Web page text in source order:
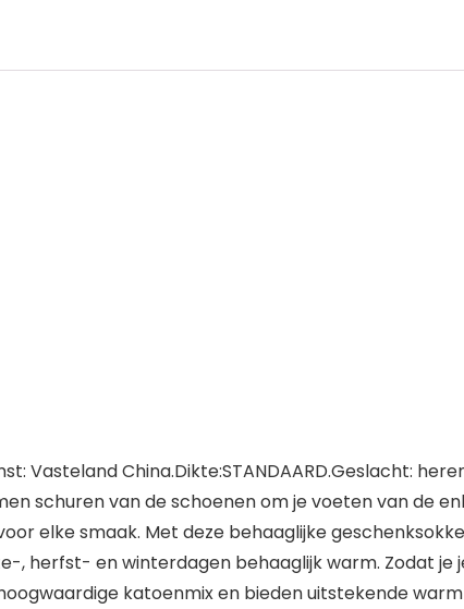
Vasteland China.Dikte:STANDAARD.Geslacht:
schuren van de schoenen om je voeten van de
elke smaak. Met deze behaaglijke
herfst- en winterdagen behaaglijk warm. Zodat je
katoenmix en bieden uitstekende